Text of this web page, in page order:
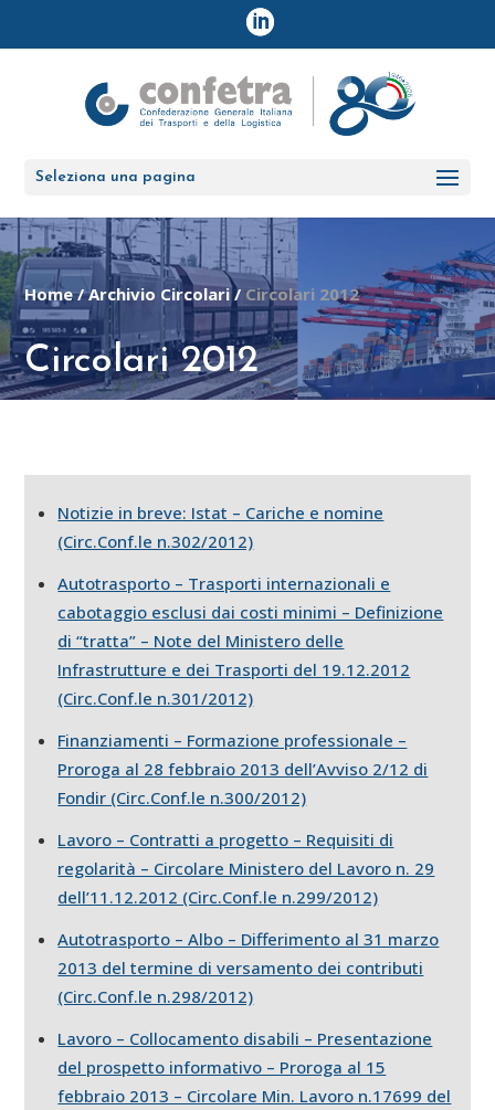
Seleziona una pagina
Home/Archivio Circolari/ Circolari 2012
Circolari 2012
Notizie in breve: Istat – Cariche e nomine
(Circ.Conf.le n.302/2012)
Autotrasporto – Trasporti internazionali e
cabotaggio esclusi dai costi minimi – Definizione
di “tratta” – Note del Ministero delle
Infrastrutture e dei Trasporti del 19.12.2012
(Circ.Conf.le n.301/2012)
Finanziamenti – Formazione professionale –
Proroga al 28 febbraio 2013 dell’Avviso 2/12 di
Fondir (Circ.Conf.le n.300/2012)
Lavoro – Contratti a progetto – Requisiti di
regolarità – Circolare Ministero del Lavoro n. 29
dell’11.12.2012 (Circ.Conf.le n.299/2012)
Autotrasporto – Albo – Differimento al 31 marzo
2013 del termine di versamento dei contributi
(Circ.Conf.le n.298/2012)
Lavoro – Collocamento disabili – Presentazione
del prospetto informativo – Proroga al 15
febbraio 2013 – Circolare Min. Lavoro n.17699 del